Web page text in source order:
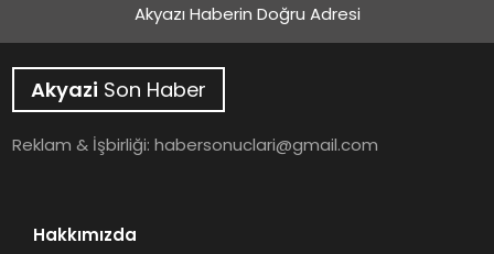
YAŞAM
Akyazı Haberin Doğru Adresi
Akyazi Son Haber
Reklam & İşbirliği:habersonuclari@gmail.com
Hakkımızda